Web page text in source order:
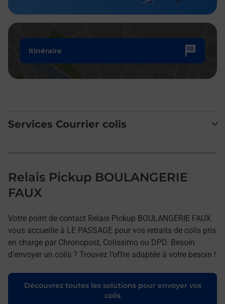
Itinéraire
Services Courrier colis
Relais Pickup BOULANGERIE
FAUX
Votre point de contact Relais Pickup BOULANGERIE FAUX
vous accueille à LE PASSAGE pour vos retraits de colis pris
en charge par Chronopost, Colissimo ou DPD. Besoin
d’envoyer un colis ? Trouvez l’offre adaptée à votre besoin !
Découvrez toutes les solutions pour envoyer vos
colis